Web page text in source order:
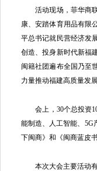
活动现场，菲华商联
康、安踏体育用品有限
平总书记就民营经济发
创造、投身新时代新福
闽籍社团遍布全国乃至
力量推动福建高质量发
会上，30个总投资
能制造、人工智能、5G
下闽商》和《闽商蓝皮
本次大会主要活动有